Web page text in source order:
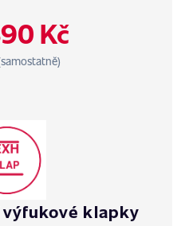
Kč
klapky